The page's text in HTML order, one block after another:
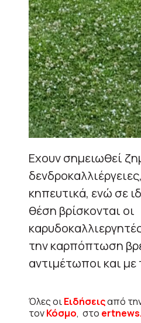
Εχουν σημειωθεί
κηπευτικά, ενώ σε
θέση βρίσκονται οι
την καρπόπτωση
αντιμέτωποι και με
Όλες οιΕιδήσειςαπό
τονΚόσμο, στο